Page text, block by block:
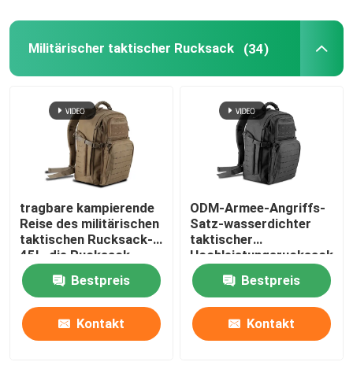
Militärischer taktischer Rucksack (34)
tragbare kampierende
Reise des militärischen
taktischen Rucksack-
45L, die Rucksack
wandert
Bestpreis
Kontakt
ODM-Armee-Angriffs-
Satz-wasserdichter
taktischer
Hochleistungsrucksack
Bestpreis
Kontakt